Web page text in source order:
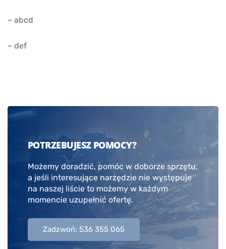
– abcd
– def
POTRZEBUJESZ POMOCY?
Możemy doradzić, pomóc w doborze sprzętu,
a jeśli interesujące narzędzie nie występuje
na naszej liście to możemy w każdym
momencie uzupełnić ofertę.
Zadzwoń: 536 355 065